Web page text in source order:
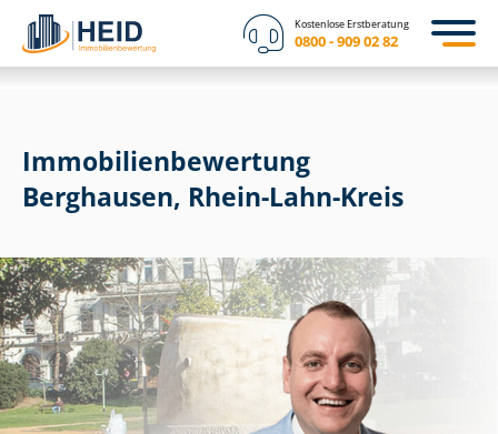
Kostenlose Erstberatung
0800 - 909 02 82
Immobilien­bewertung
Berghausen, Rhein-Lahn-Kreis